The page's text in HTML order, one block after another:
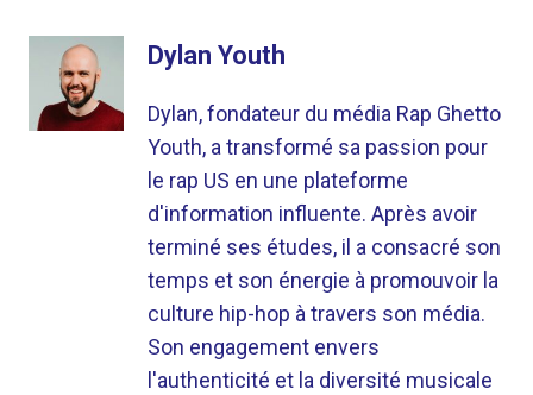
Dylan Youth
Dylan, fondateur du média Rap Ghetto
Youth, a transformé sa passion pour
le rap US en une plateforme
d'information influente. Après avoir
terminé ses études, il a consacré son
temps et son énergie à promouvoir la
culture hip-hop à travers son média.
Son engagement envers
l'authenticité et la diversité musicale